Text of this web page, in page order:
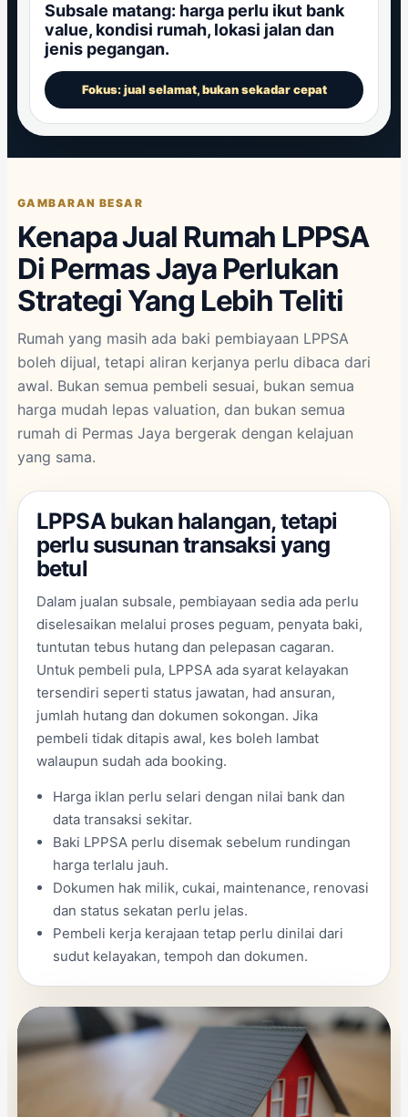
Subsale matang: harga perlu ikut bank
value, kondisi rumah, lokasi jalan dan
jenis pegangan.
Fokus: jual selamat, bukan sekadar cepat
GAMBARAN BESAR
Kenapa Jual Rumah LPPSA
Di Permas Jaya Perlukan
Strategi Yang Lebih Teliti
Rumah yang masih ada baki pembiayaan LPPSA
boleh dijual, tetapi aliran kerjanya perlu dibaca dari
awal. Bukan semua pembeli sesuai, bukan semua
harga mudah lepas valuation, dan bukan semua
rumah di Permas Jaya bergerak dengan kelajuan
yang sama.
LPPSA bukan halangan, tetapi
perlu susunan transaksi yang
betul
Dalam jualan subsale, pembiayaan sedia ada perlu
diselesaikan melalui proses peguam, penyata baki,
tuntutan tebus hutang dan pelepasan cagaran.
Untuk pembeli pula, LPPSA ada syarat kelayakan
tersendiri seperti status jawatan, had ansuran,
jumlah hutang dan dokumen sokongan. Jika
pembeli tidak ditapis awal, kes boleh lambat
walaupun sudah ada booking.
Harga iklan perlu selari dengan nilai bank dan
data transaksi sekitar.
Baki LPPSA perlu disemak sebelum rundingan
harga terlalu jauh.
Dokumen hak milik, cukai, maintenance, renovasi
dan status sekatan perlu jelas.
Pembeli kerja kerajaan tetap perlu dinilai dari
sudut kelayakan, tempoh dan dokumen.